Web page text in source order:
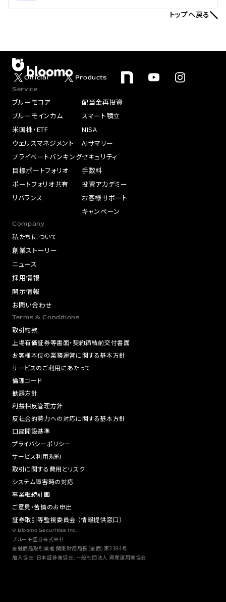
トップへ戻る
Official
Products
Service
ブルーモコア
ブルーモインカム
米国株・ETF
ウェルスマネジメント
プライベートバンキング
目標ポートフォリオ
ポートフォリオ共有
リバランス
配当金再投資
スマート積立
NISA
AIサマリー
セキュリティ
手数料
投資アカデミー
お客様サポート
キャンペーン
Company
私たちについて
創業ストーリー
ニュース
採用情報
開示情報
お問い合わせ
Terms & Conditions
取引約款
上場有価証券等書面・契約締結前交付書面
お客様本位の業務運営に関する基本方針
サービスのご利用にあたって
倫理コード
勧誘方針
利益相反管理方針
反社会的勢力への対応に関する基本方針
口座開設基準
プライバシーポリシー
サービス利用規約
取引に関する費用とリスク
システム障害時の対応
事業継続計画
ご意見・苦情のお申出
証券取引等監視委員会 （情報提供窓口）
© Bloomo Securities Inc.
ブルーモ証券株式会社
金融商品取引業者 関東財務局長（金商）第3384号
加入協会：日本証券業協会、一般社団法人 資産運用業協会